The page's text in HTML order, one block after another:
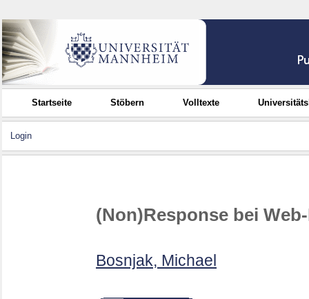
Startseite Stöbern Volltexte
Login
(Non)Response bei
Bosnjak, Michael